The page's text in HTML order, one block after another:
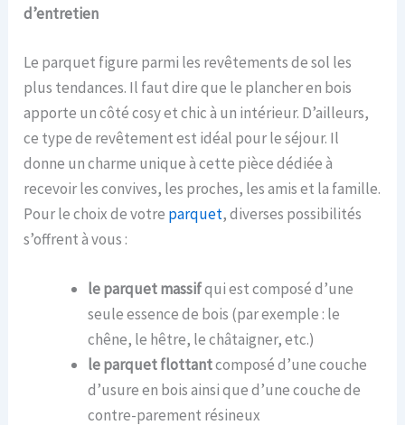
d’entretien
Le parquet figure parmi les revêtements de sol les
plus tendances. Il faut dire que le plancher en bois
apporte un côté cosy et chic à un intérieur. D’ailleurs,
ce type de revêtement est idéal pour le séjour. Il
donne un charme unique à cette pièce dédiée à
recevoir les convives, les proches, les amis et la famille.
Pour le choix de votre parquet, diverses possibilités
s’offrent à vous :
le parquet massifqui est composé d’une
seule essence de bois (par exemple : le
chêne, le hêtre, le châtaigner, etc.)
le parquet flottantcomposé d’une couche
d’usure en bois ainsi que d’une couche de
contre-parement résineux